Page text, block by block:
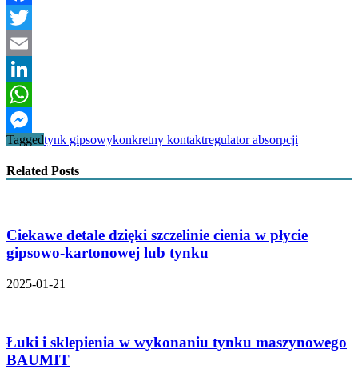
Facebook
Twitter
Email
LinkedIn
WhatsApp
Messenger
Taggedtynk gipsowykonkretny kontaktregulator absorpcji
Related Posts
Ciekawe detale dzięki szczelinie cienia w płycie
gipsowo-kartonowej lub tynku
2025-01-21
Łuki i sklepienia w wykonaniu tynku maszynowego
BAUMIT